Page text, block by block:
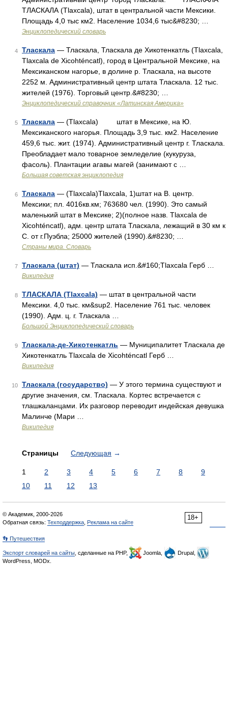
ТЛАСКАЛА (Tlaxcala), штат в центральной части Мексики.
Площадь 4,0 тыс км2. Население 1034,6 тыс&#8230; …
Энциклопедический словарь
4 Тласкала — Тласкала, Тласкала де Хикотенкатль (Tlaxcala,
Tlaxcala de Xicohténcatl), город в Центральной Мексике, на
Мексиканском нагорье, в долине р. Тласкала, на высоте
2252 м. Административный центр штата Тласкала. 12 тыс.
жителей (1976). Торговый центр.&#8230; …
Энциклопедический справочник «Латинская Америка»
5 Тласкала — (Tlaxcala) штат в Мексике, на Ю.
Мексиканского нагорья. Площадь 3,9 тыс. км2. Население
459,6 тыс. жит. (1974). Административный центр г. Тласкала.
Преобладает мало товарное земледелие (кукуруза,
фасоль). Плантации агавы магей (занимают с …
Большая советская энциклопедия
6 Тласкала — (Tlaxcala)Tlaxcala, 1)штат на В. центр.
Мексики; пл. 4016кв.км; 763680 чел. (1990). Это самый
маленький штат в Мексике; 2)(полное назв. Tlaxcala de
Xicohténcatl), адм. центр штата Тласкала, лежащий в 30 км к
С. от г.Пуэбла; 25000 жителей (1990).&#8230; …
Страны мира. Словарь
7 Тласкала (штат) — Тласкала исп.&#160;Tlaxcala Герб …
Википедия
8 ТЛАСКАЛА (Tlaxcala) — штат в центральной части
Мексики. 4,0 тыс. км&sup2. Население 761 тыс. человек
(1990). Адм. ц. г. Тласкала …
Большой Энциклопедический словарь
9 Тласкала-де-Хикотенкатль — Муниципалитет Тласкала де
Хикотенкатль Tlaxcala de Xicohténcatl Герб …
Википедия
10 Тласкала (государство) — У этого термина существуют и
другие значения, см. Тласкала. Кортес встречается с
тлашкаланцами. Их разговор переводит индейская девушка
Малинче (Мари …
Википедия
Страницы Следующая →
1 2 3 4 5 6 7 8
9
10
11 12 13
18+
© Академик, 2000-2026
Обратная связь: Техподдержка Реклама на сайте
👣 Путешествия
Экспорт словарей на сайты , сделанные на PHP, Joomla,
Drupal,
WordPress, MODx.